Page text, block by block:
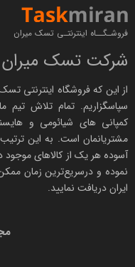
فروشـگــاه اینترنتـی تسک میران
شرکت تسک میران
از این که فروشگاه اینترنتیتسک
سپاسگزاریم. تمام تلاش
کمپانی های شیائومی و
مشتریانمان است. به این
آسوده هر یک از کالاهای موجود
نموده و درسریع‌ترین زمان
ایران دریافت نمایید.